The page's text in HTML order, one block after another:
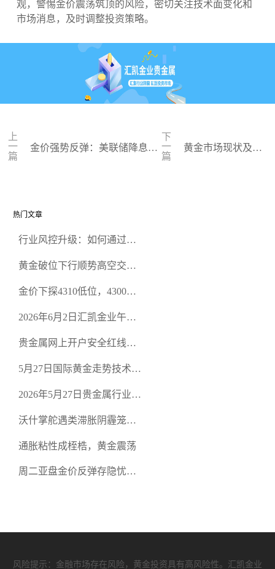
观，警惕金价震荡筑顶的风险，密切关注技术面变化和
市场消息，及时调整投资策略。
上
一
篇
金价强势反弹：美联储降息预
下
一
篇
黄金市场现状及黄
热门文章
行业风控升级：如何通过正
规黄金开户交易平台？
黄金破位下行顺势高空交易
金价下探4310低位，4300关
2026年6月2日汇凯金业午盘
空头清算算法如何布防？
贵金属网上开户安全红线：
恶意洗盘陷阱
5月27日国际黄金走势技术盘
规黄金平台全方位行情解析
2026年5月27日贵金属行业新
正规贵金属开户平台迎开户
热潮
沃什掌舵遇类滞胀阴霾笼
通胀粘性成桎梏，黄金震荡
周二亚盘金价反弹存隐忧，
风险提示：金融市场存在风险，黄金投资具有高风险性。汇凯金业